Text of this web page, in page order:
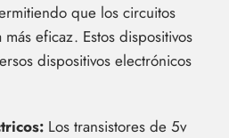
que los circuitos
eficaz. Estos dispositivos
dispositivos electrónicos
Los transistores de 5v